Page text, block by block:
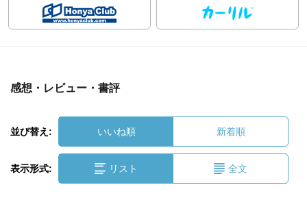
感想・レビュー・書評
並び替え: いいね順 新着順
表示形式: リスト 全文